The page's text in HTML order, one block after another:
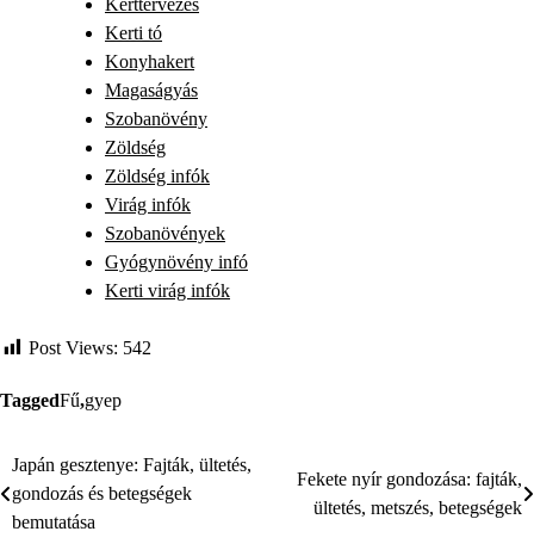
Kerti tó
Konyhakert
Magaságyás
Szobanövény
Zöldség
Zöldség infók
Virág infók
Szobanövények
Gyógynövény infó
Kerti virág infók
Post Views: 542
TaggedFű,gyep
Bejegyzés
navigáció
Japán gesztenye: Fajták, ültetés,
gondozás és betegségek
bemutatása
Fekete nyír gondozása: fajták,
ültetés, metszés, betegségek